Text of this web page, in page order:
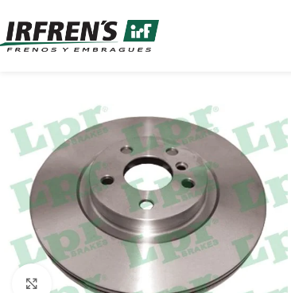
Clic para ampliar